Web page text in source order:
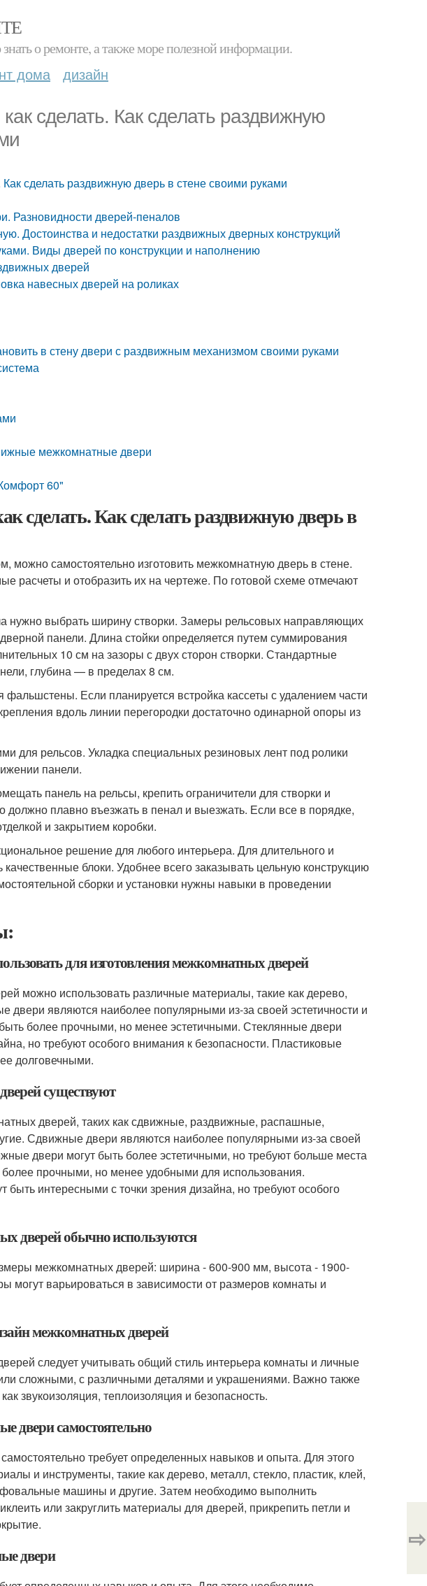
о ремонте, а также море полезной информации.
дома дизайн
сделать. Как сделать раздвижную
сделать раздвижную дверь в стене своими руками
Разновидности дверей-пеналов
Достоинства и недостатки раздвижных дверных конструкций
Виды дверей по конструкции и наполнению
дверей
навесных дверей на роликах
в стену двери с раздвижным механизмом своими руками
межкомнатные двери
60"
сделать. Как сделать раздвижную дверь в
можно самостоятельно изготовить межкомнатную дверь в стене.
расчеты и отобразить их на чертеже. По готовой схеме отмечают
нужно выбрать ширину створки. Замеры рельсовых направляющих
панели. Длина стойки определяется путем суммирования
10 см на зазоры с двух сторон створки. Стандартные
глубина — в пределах 8 см.
Если планируется встройка кассеты с удалением части
вдоль линии перегородки достаточно одинарной опоры из
для рельсов. Укладка специальных резиновых лент под ролики
панели.
панель на рельсы, крепить ограничители для створки и
должно плавно въезжать в пенал и выезжать. Если все в порядке,
и закрытием коробки.
решение для любого интерьера. Для длительного и
блоки. Удобнее всего заказывать цельную конструкцию
сборки и установки нужны навыки в проведении
для изготовления межкомнатных дверей
можно использовать различные материалы, такие как дерево,
двери являются наиболее популярными из-за своей эстетичности и
более прочными, но менее эстетичными. Стеклянные двери
но требуют особого внимания к безопасности. Пластиковые
долговечными.
существуют
дверей, таких как сдвижные, раздвижные, распашные,
Сдвижные двери являются наиболее популярными из-за своей
двери могут быть более эстетичными, но требуют больше места
прочными, но менее удобными для использования.
интересными с точки зрения дизайна, но требуют особого
дверей обычно используются
межкомнатных дверей: ширина - 600-900 мм, высота - 1900-
варьироваться в зависимости от размеров комнаты и
межкомнатных дверей
следует учитывать общий стиль интерьера комнаты и личные
сложными, с различными деталями и украшениями. Важно также
звукоизоляция, теплоизоляция и безопасность.
двери самостоятельно
требует определенных навыков и опыта. Для этого
и инструменты, такие как дерево, металл, стекло, пластик, клей,
машины и другие. Затем необходимо выполнить
или закруглить материалы для дверей, прикрепить петли и
двери
⇨